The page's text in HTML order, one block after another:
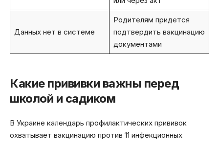
Данных нет в системе
Родителям придется
подтвердить вакцинацию
документами
Какие прививки важны перед
школой и садиком
В Украине календарь профилактических прививок
охватывает вакцинацию против 11 инфекционных